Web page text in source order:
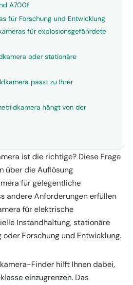
A700f
für Forschung und Entwicklung
für explosionsgefährdete
oder stationäre
passt zu Ihrer
hängt von der
ist die richtige? Diese Frage
über die Auflösung
für gelegentliche
andere Anforderungen erfüllen
für elektrische
Instandhaltung, stationäre
oder Forschung und Entwicklung.
Finder hilft Ihnen dabei,
einzugrenzen. Das